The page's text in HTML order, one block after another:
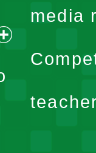
media
expand
expand